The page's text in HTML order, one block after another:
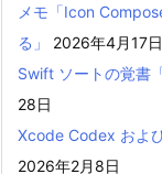
メモ「Icon
る」
2026年4月17日
Swift ソートの覚書
28日
Xcode Codex およ
2026年2月8日